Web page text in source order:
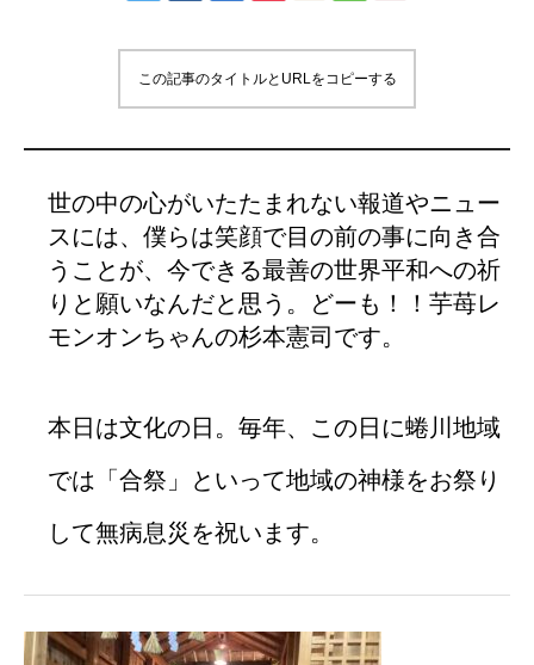
この記事のタイトルとURLをコピーする
世の中の心がいたたまれない報道やニュー
スには、僕らは笑顔で目の前の事に向き合
うことが、今できる最善の世界平和への祈
りと願いなんだと思う。どーも！！芋苺レ
モンオンちゃんの杉本憲司です。
本日は文化の日。毎年、この日に蜷川地域
では「合祭」といって地域の神様をお祭り
して無病息災を祝います。